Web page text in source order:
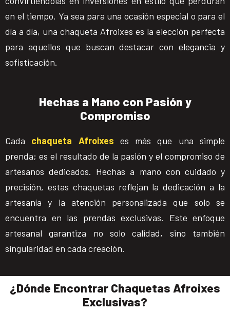
en el tiempo. Ya sea para una ocasión especial o para el
día a día, una chaqueta Afroixes es la elección perfecta
para aquellos que buscan destacar con elegancia y
sofisticación.
Hechas a Mano con Pasión y
Compromiso
Cada chaqueta Afroixes es más que una simple
prenda; es el resultado de la pasión y el compromiso de
artesanos dedicados. Hechas a mano con cuidado y
precisión, estas chaquetas reflejan la dedicación a la
artesanía y la atención personalizada que solo se
encuentra en las prendas exclusivas. Este enfoque
artesanal garantiza no solo calidad, sino también
singularidad en cada creación.
¿Dónde Encontrar Chaquetas Afroixes
Exclusivas?